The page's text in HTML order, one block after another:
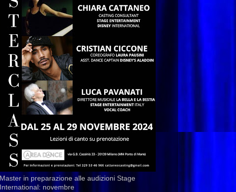
Master in preparazione alle audizioni Stage
International: novembre